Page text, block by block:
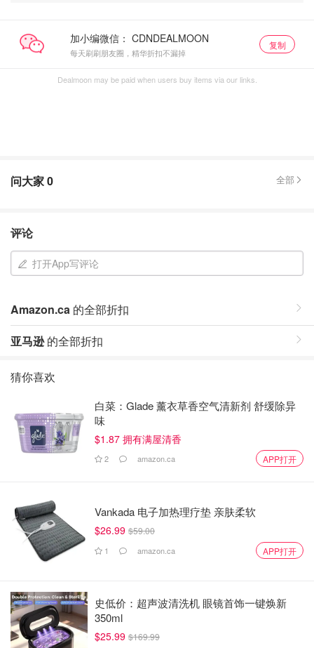
加小编微信：
每天刷刷朋友圈，精华折扣不漏掉
复制
Dealmoon may be paid when users buy items via our links.
问大家0 全部
评论
打开App写评论
Amazon.ca 的全部折扣
亚马逊的全部折扣
猜你喜欢
白菜：Glade 薰衣草香空气清新剂 舒缓除异
味
$1.87 拥有满屋清香
2 amazon.ca APP打开
Vankada 电子加热理疗垫 亲肤柔软
$26.99 $59.00
1 amazon.ca APP打开
史低价：超声波清洗机 眼镜首饰一键焕新
350ml
$25.99 $169.99